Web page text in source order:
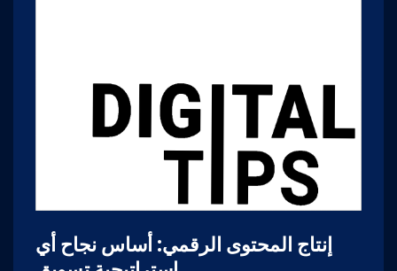
إنتاج المحتوى الرقمي: أساس نجاح أي